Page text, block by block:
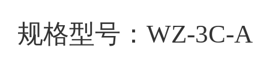
规格型号：WZ-3C-A